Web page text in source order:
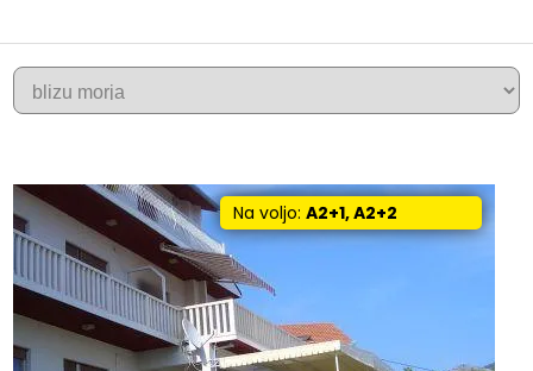
+
−
OMIS
Na voljo: A2+1, A2+2